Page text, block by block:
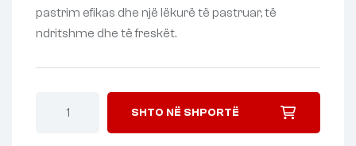
pastrim efikas dhe një lëkurë të pastruar, të
ndritshme dhe të freskët.
SHTO NË SHPORTË